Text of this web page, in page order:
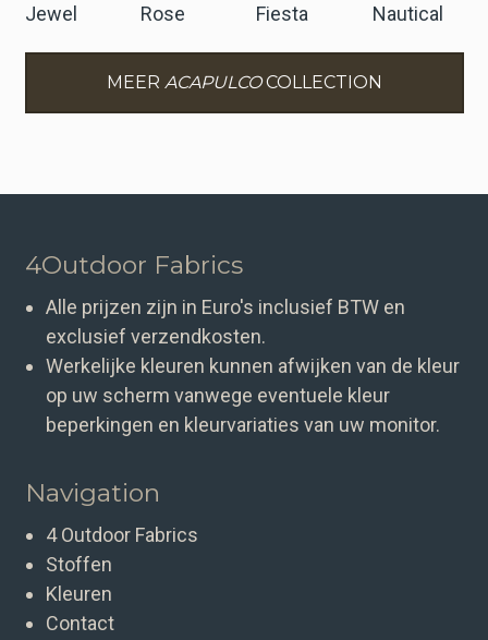
Jewel
Rose
Fiesta
Nautical
MEER ACAPULCOCOLLECTION
4Outdoor Fabrics
Alle prijzen zijn in Euro's inclusief BTW en
exclusief verzendkosten.
Werkelijke kleuren kunnen afwijken van de kleur
op uw scherm vanwege eventuele kleur
beperkingen en kleurvariaties van uw monitor.
Navigation
4 Outdoor Fabrics
Stoffen
Kleuren
Contact